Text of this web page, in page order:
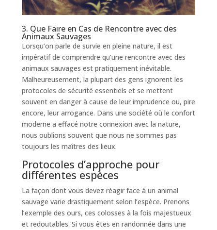
3. Que Faire en Cas de Rencontre avec des
Animaux Sauvages
Lorsqu’on parle de survie en pleine nature, il est
impératif de comprendre qu’une rencontre avec des
animaux sauvages est pratiquement inévitable.
Malheureusement, la plupart des gens ignorent les
protocoles de sécurité essentiels et se mettent
souvent en danger à cause de leur imprudence ou, pire
encore, leur arrogance. Dans une société où le confort
moderne a effacé notre connexion avec la nature,
nous oublions souvent que nous ne sommes pas
toujours les maîtres des lieux.
Protocoles d’approche pour
différentes espèces
La façon dont vous devez réagir face à un animal
sauvage varie drastiquement selon l’espèce. Prenons
l’exemple des ours, ces colosses à la fois majestueux
et redoutables. Si vous êtes en randonnée dans une